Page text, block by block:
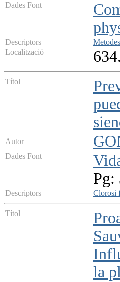
Dades Font
Descriptors
Localització
Títol
Autor
Dades Font
Pg:
Descriptors Clorosi
Títol
la